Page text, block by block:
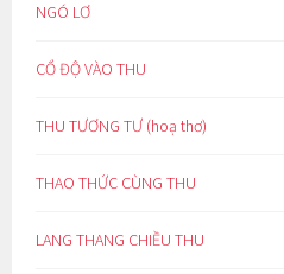
NGÓ LƠ
CỔ ĐỘ VÀO THU
THU TƯƠNG TƯ (hoạ thơ)
THAO THỨC CÙNG THU
LANG THANG CHIỀU THU